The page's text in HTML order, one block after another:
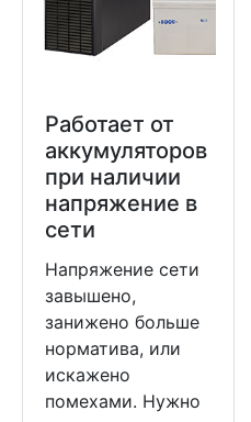
Работает от
аккумуляторов
при наличии
напряжение в
сети
Напряжение сети
завышено,
занижено больше
норматива, или
искажено
помехами. Нужно